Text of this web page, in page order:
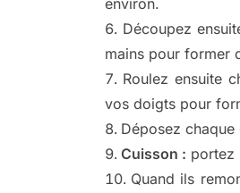
Découpez
mains pour former
Roulez ensuite
vos doigts pour
Déposez
Cuisson : portez
Quand ils